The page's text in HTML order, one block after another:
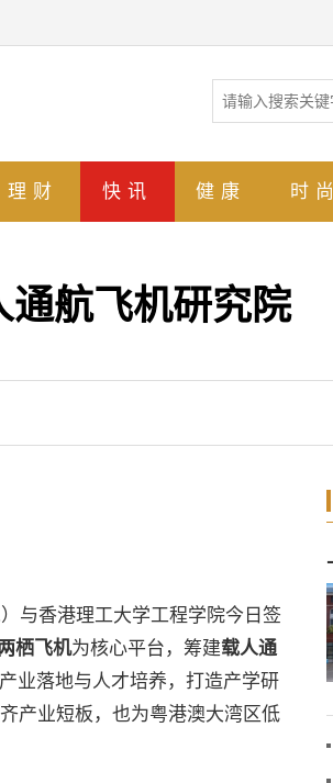
理财 快讯 健康 时尚
通航飞机研究院
与香港理工大学工程学院今日签
栖飞机为核心平台，筹建载人通
业落地与人才培养，打造产学研
产业短板，也为粤港澳大湾区低